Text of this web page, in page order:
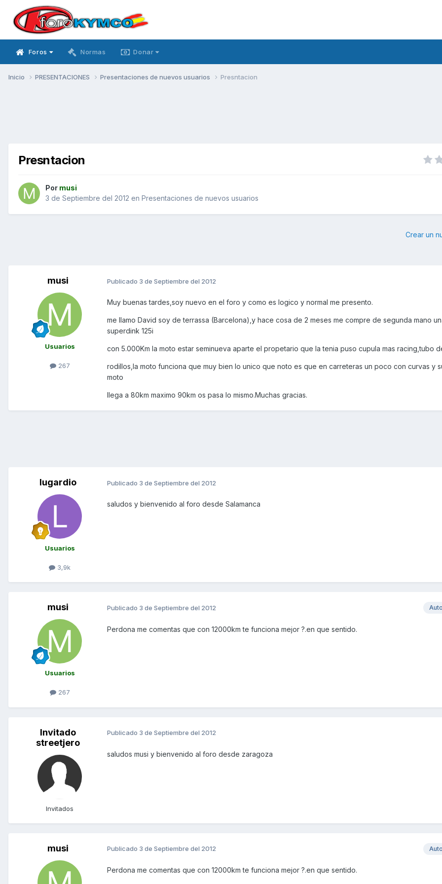
Foros Normas Donar
Inicio PRESENTACIONES Presentaciones de nuevos usuarios Presntacion
Presntacion
Por musi
3 de Septiembre del 2012 en Presentaciones de nuevos usuarios
Crear un
musi
Usuarios
267
Publicado 3 de Septiembre del 2012
Muy buenas tardes,soy nuevo en el foro y como es logico y normal me presento.
me llamo David soy de terrassa (Barcelona),y hace cosa de 2 meses me compre de segunda mano
superdink 125i
con 5.000Km la moto estar seminueva aparte el propetario que la tenia puso cupula mas racing,tubo
rodillos,la moto funciona que muy bien lo unico que noto es que en carreteras un poco con curvas y
moto
llega a 80km maximo 90km os pasa lo mismo.Muchas gracias.
lugardio
Usuarios
3,9k
Publicado 3 de Septiembre del 2012
saludos y bienvenido al foro desde Salamanca
musi
Usuarios
267
Publicado 3 de Septiembre del 2012
Perdona me comentas que con 12000km te funciona mejor ?.en que sentido.
Invitado
streetjero
Invitados
Publicado 3 de Septiembre del 2012
saludos musi y bienvenido al foro desde zaragoza
musi Publicado 3 de Septiembre del 2012
Perdona me comentas que con 12000km te funciona mejor ?.en que sentido.